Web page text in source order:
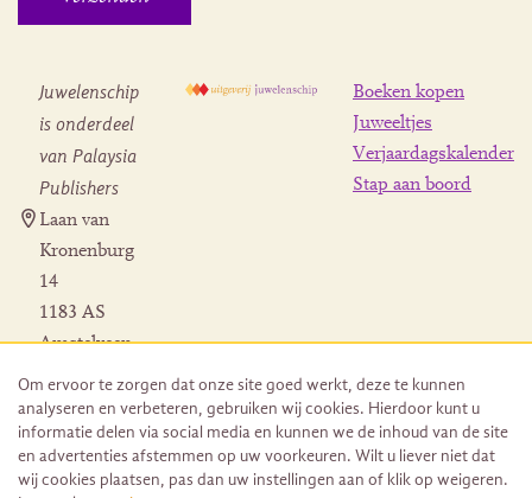
Juwelenschip
is onderdeel
van Palaysia
Publishers
Laan van
Kronenburg
14
1183 AS
Amstelveen
Herroeping
bestelling
Boeken kopen
Juweeltjes
Verjaardagskalender
Stap aan boord
Om ervoor te zorgen dat onze site goed werkt, deze te kunnen
analyseren en verbeteren, gebruiken wij cookies. Hierdoor kunt u
informatie delen via social media en kunnen we de inhoud van de site
en advertenties afstemmen op uw voorkeuren. Wilt u liever niet dat
wij cookies plaatsen, pas dan uw instellingen aan of klik op weigeren.